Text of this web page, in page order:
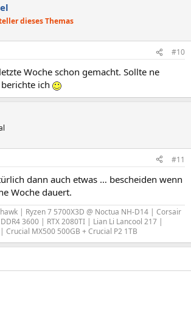
dieses Themas
#10
Woche schon gemacht. Sollte ne
ich
#11
dann auch etwas … bescheiden wenn
Woche dauert.
| Ryzen 7 5700X3D @ Noctua NH-D14 | Corsair
3600 | RTX 2080TI | Lian Li Lancool 217 |
Crucial MX500 500GB + Crucial P2 1TB